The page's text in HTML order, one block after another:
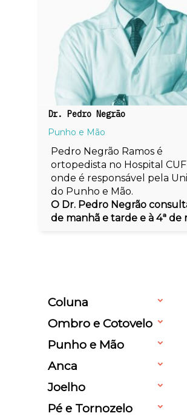
Dr. Pedro Negrão
Punho e Mão
Pedro Negrão Ramos é
ortopedista no Hospital
onde é responsável pela
do Punho e Mão.
O Dr. Pedro Negrão
de manhã e tarde e à 4ª de
Coluna
Ombro e Cotovelo
Punho e Mão
Anca
Joelho
Pé e Tornozelo